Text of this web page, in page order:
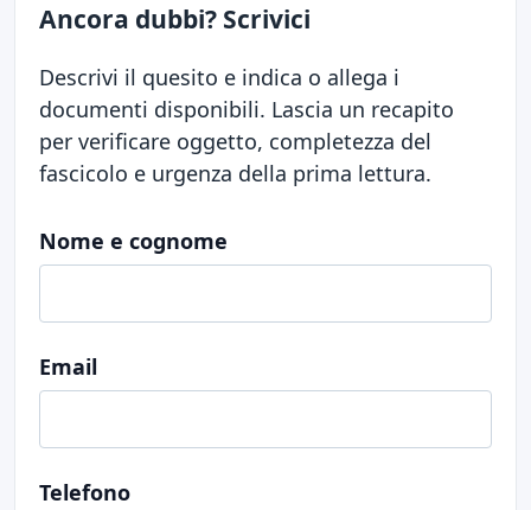
Ancora dubbi? Scrivici
Descrivi il quesito e indica o allega i
documenti disponibili. Lascia un recapito
per verificare oggetto, completezza del
fascicolo e urgenza della prima lettura.
Nome e cognome
Email
Telefono